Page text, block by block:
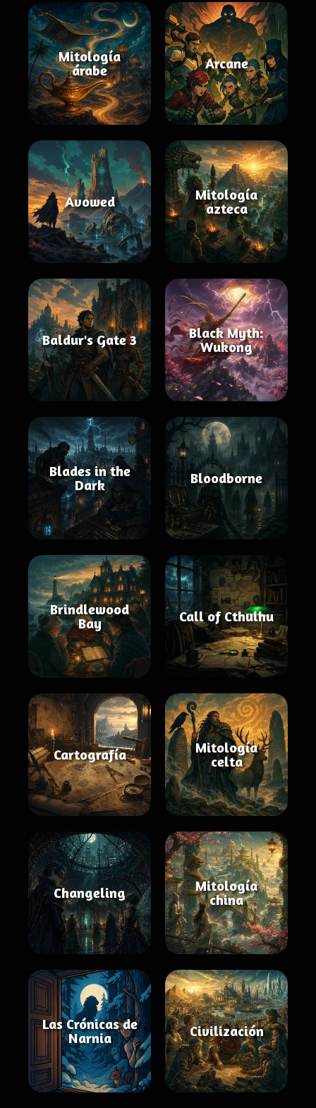
Mitología
árabe
Arcane
Avowed
Mitología
azteca
Baldur's Gate 3
Black Myth:
Wukong
Blades in the
Dark
Bloodborne
Brindlewood
Bay
Call of Cthulhu
Cartografía
Mitología
celta
Changeling
Mitología
china
Las Crónicas de
Narnia
Civilización